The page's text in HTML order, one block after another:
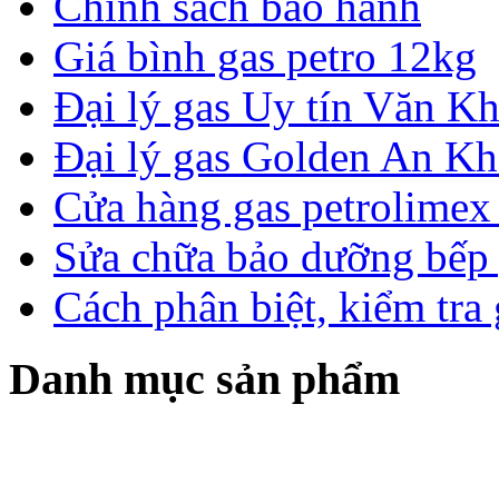
Giá bình gas petro 12kg
Đại lý gas Uy tín Văn
Đại lý gas Golden An
Cửa hàng gas
Sửa chữa bảo dưỡng
Cách phân biệt, kiểm
Danh mục sản phẩm